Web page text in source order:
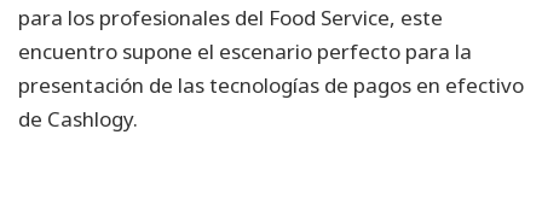
para los profesionales del Food Service, este
encuentro supone el escenario perfecto para la
presentación de las tecnologías de pagos en efectivo
de Cashlogy.